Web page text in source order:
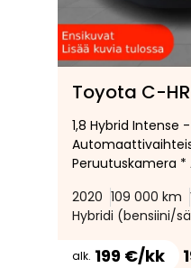
Toyota C-HR
1,8 Hybrid Intense
Peruutuskamera *
2020 109 000 km
Hybridi (bensiini/
alk. 199 €/kk